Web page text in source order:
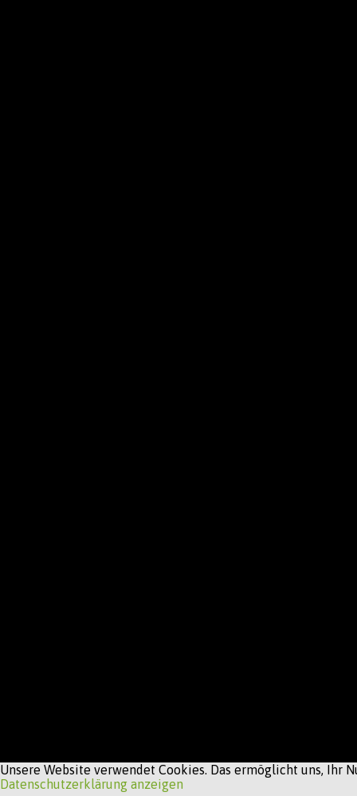
Unsere Website verwendet Cookies. Das ermöglicht uns,
Datenschutzerklärung anzeigen